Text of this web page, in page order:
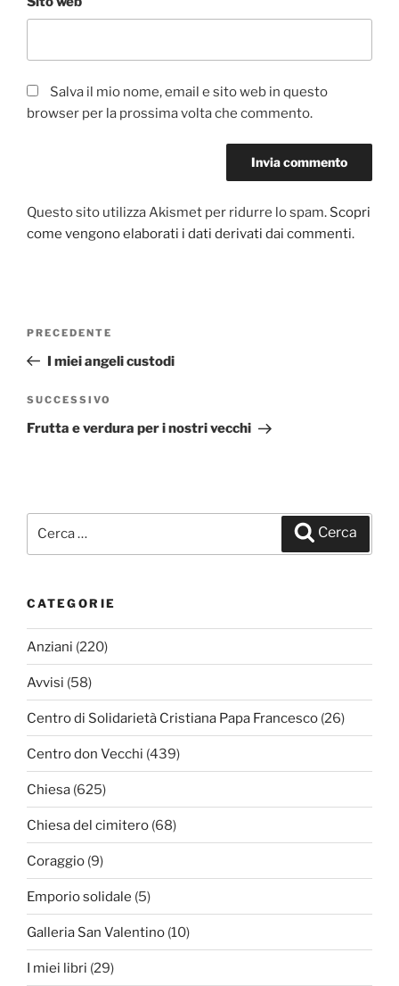
Salva il mio nome, email e sito web in questo
browser per la prossima volta che commento.
Questo sito utilizza Akismet per ridurre lo spam. Scopri
come vengono elaborati i dati derivati dai commenti.
Navigazione
Articolo
precedente:
PRECEDENTE
I miei angeli custodi
Articolo
successivo
SUCCESSIVO
Frutta e verdura per i nostri vecchi
Cerca:
Cerca
CATEGORIE
Anziani (220)
Avvisi (58)
Centro di Solidarietà Cristiana Papa Francesco (26)
Centro don Vecchi (439)
Chiesa (625)
Chiesa del cimitero (68)
Coraggio (9)
Emporio solidale (5)
Galleria San Valentino (10)
I miei libri (29)